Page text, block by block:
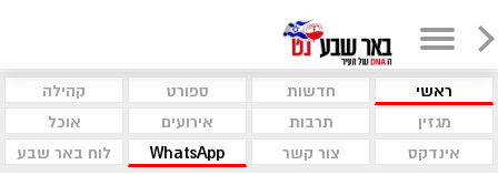
ראשי חדשות ספורט
קהילה
מגזין
תרבות אירועים
אוכל
אינדקס
צור קשר WhatsApp לוח באר שבע